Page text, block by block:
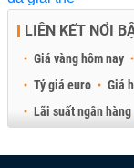
LIÊN KẾT NỔI
Giá vàng hôm nay
Tỷ giá euro
Giá
Lãi suất ngân hàng